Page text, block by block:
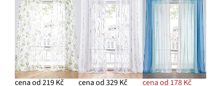
cena od 219 Kč cena od 329 Kč cena od 178 Kč